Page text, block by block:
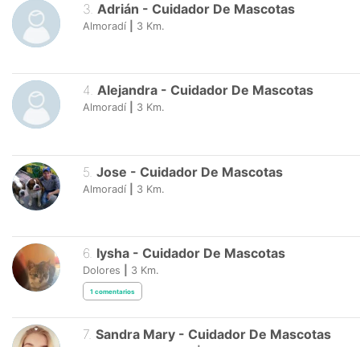
3. Adrián - Cuidador De Mascotas
Almoradí 3 Km.
4. Alejandra - Cuidador De Mascotas
Almoradí 3 Km.
5 Jose - Cuidador De Mascotas
Almoradí 3 Km.
6 Iysha - Cuidador De Mascotas
Dolores 3 Km.
1 comentarios
7. Sandra Mary - Cuidador De Mascotas